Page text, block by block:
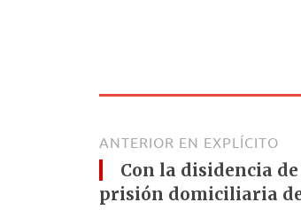
ANTERIOR EN EXPLÍCITO
Con la disidencia
prisión domiciliaria